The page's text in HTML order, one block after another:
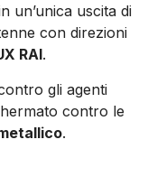
un’unica uscita di
con direzioni
RAI.
gli agenti
contro le
.